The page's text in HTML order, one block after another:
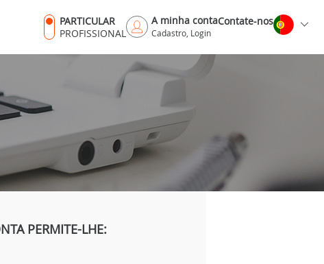
PARTICULAR
PROFISSIONAL
A minha conta
Cadastro, Login
Contate-nos
PERMITE-LHE: